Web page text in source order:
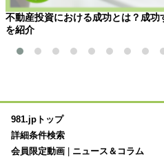
不動産投資における成功とは？成
を紹介
981.jpトップ
詳細条件検索
会員限定動画
ニュース＆コラム